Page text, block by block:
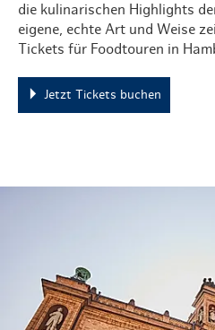
die kulinarischen Highlights
eigene, echte Art und Weise
Tickets für Foodtouren in
Jetzt Tickets buchen